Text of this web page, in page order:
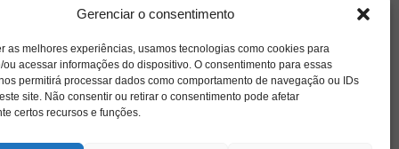
Gerenciar o consentimento
as melhores experiências, usamos tecnologias como cookies para
ou acessar informações do dispositivo. O consentimento para essas
permitirá processar dados como comportamento de navegação ou IDs
site. Não consentir ou retirar o consentimento pode afetar
certos recursos e funções.
e
amor ansiedade caos CAPS
crianca cuidado cultura depressao
educação entrevista escola família filme
freud infância insight jung liberdade livro
loucura luto maternidade